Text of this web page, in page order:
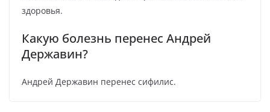
здоровья.
Какую болезнь перенес Андрей
Державин?
Андрей Державин перенес сифилис.